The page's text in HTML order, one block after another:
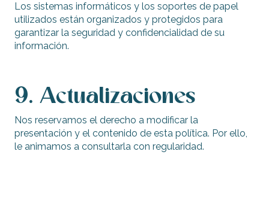
Los sistemas informáticos y los soportes de papel
utilizados están organizados y protegidos para
garantizar la seguridad y confidencialidad de su
información.
9. Actualizaciones
Nos reservamos el derecho a modificar la
presentación y el contenido de esta política. Por ello,
le animamos a consultarla con regularidad.